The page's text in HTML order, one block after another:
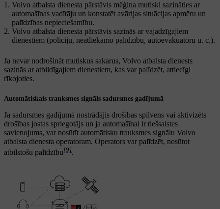
Volvo atbalsta dienesta pārstāvis mēģina mutiski sazināties ar
automašīnas vadītāju un konstatēt avārijas situācijas apmēru un
palīdzības nepieciešamību.
Volvo atbalsta dienesta pārstāvis sazinās ar vajadzīgajiem
dienestiem (policiju, neatliekamo palīdzību, autoevakuatoru u. c.).
Ja nevar nodrošināt mutiskus sakarus, Volvo atbalsta dienests
sazinās ar atbildīgajiem dienestiem, kas var palīdzēt, attiecīgi
rīkojoties.
Automātiskais trauksmes signāls sadursmes gadījumā
Ja sadursmes gadījumā nostrādājis drošības spilvens vai aktivizēts
drošības jostas spriegotājs un ja automašīnai ir tiešsaistes
savienojums, var nosūtīt automātisku trauksmes signālu Volvo
atbalsta dienesta operatoram. Operators var palīdzēt, nosūtot
atbilstošu palīdzību[9].